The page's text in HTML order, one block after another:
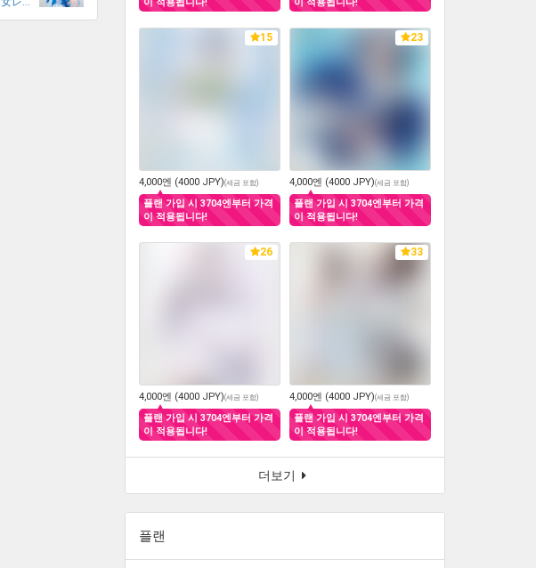
15
4,000엔 (4000 JPY)(세금 포함)
플랜 가입 시 3704엔부터 가격
이 적용됩니다!
23
4,000엔 (4000 JPY)(세금 포함)
플랜 가입 시 3704엔부터 가격
이 적용됩니다!
26
4,000엔 (4000 JPY)(세금 포함)
플랜 가입 시 3704엔부터 가격
이 적용됩니다!
33
4,000엔 (4000 JPY)(세금 포함)
플랜 가입 시 3704엔부터 가격
이 적용됩니다!
더보기
플랜